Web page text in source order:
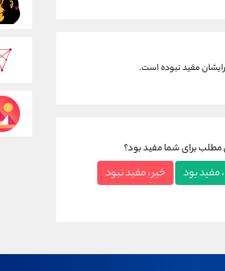
مفید نبوده است.
مطلب برای شما مفید بود؟
مفید بود خیر ، مفید نبود